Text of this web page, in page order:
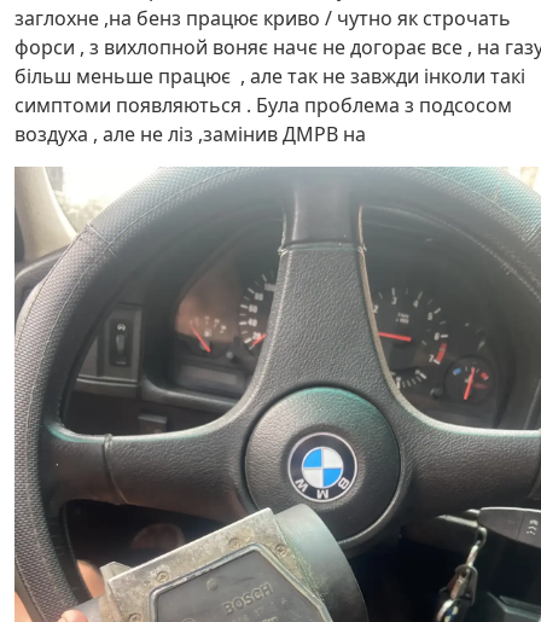
заглохне ,на бенз працює криво / чутно як строчать
форси , з вихлопной воняє начє не догорає все , на
більш меньше працює , але так не завжди інколи такі
симптоми появляються . Була проблема з подсосом
воздуха , але не ліз ,замінив ДМРВ на